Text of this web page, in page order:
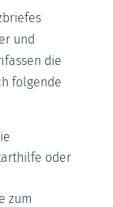
und
die
folgende
oder
zum